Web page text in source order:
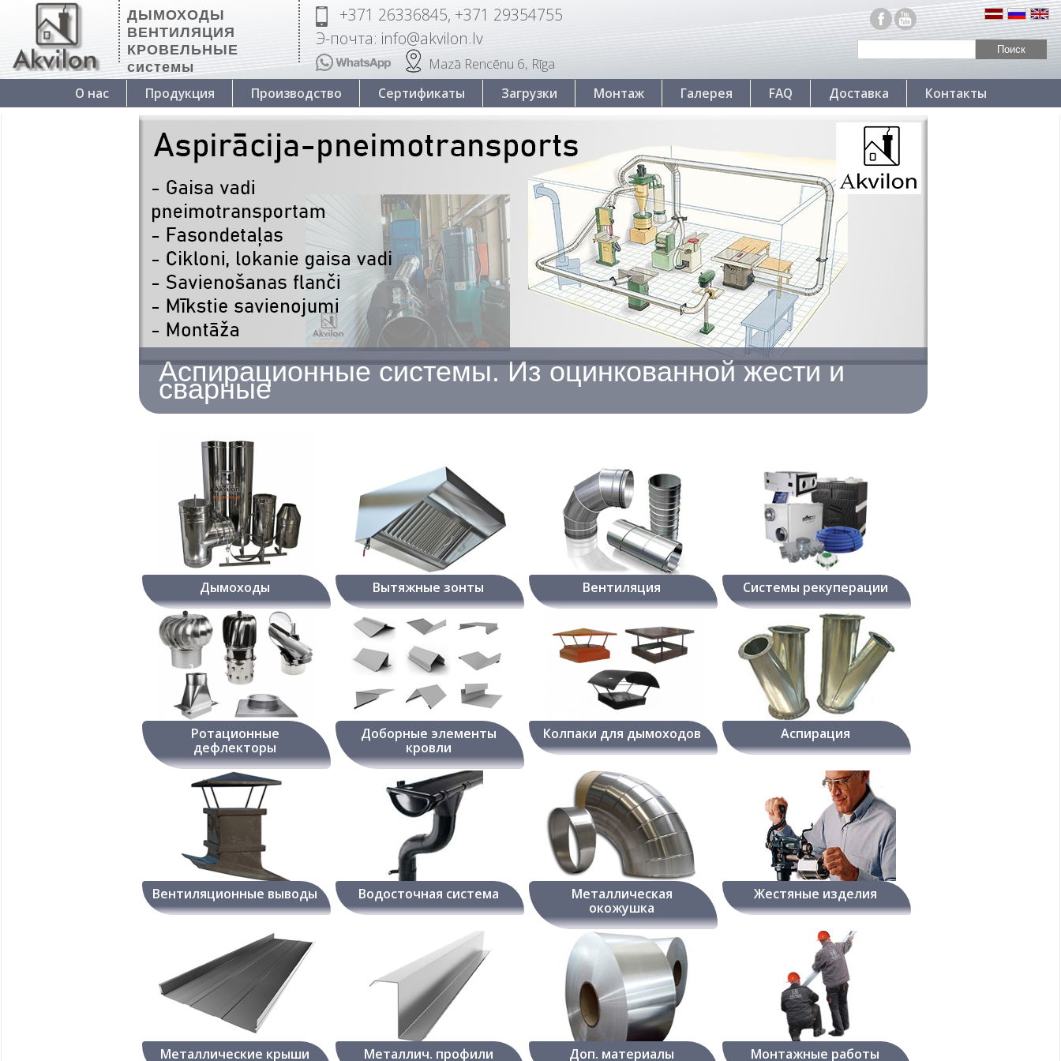
ДЫМОХОДЫ
ВЕНТИЛЯЦИЯ
КРОВЕЛЬНЫЕ
системы
+371 26336845, +371 29354755
Э-почта: info@akvilon.lv
Mazā Rencēnu 6, Rīga
Контакты
Доставка
FAQ
Галерея
Монтаж
Загрузки
Сертификаты
Производство
Продукция
О нас
Аспирационные системы. Из оцинкованной жести и
сварные
Дымоходы Вытяжные зонты Вентиляция Системы рекуперации
Ротационные
дефлекторы
Доборные элементы
кровли
Колпаки для дымоходов Аспирация
Вентиляционные выводы Водосточная система
Металлическая
окожушка
Жестяные изделия
Металлические крыши Металлич. профили Доп. материалы Монтажные работы